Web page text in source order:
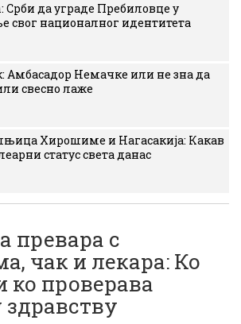
Срби да уграде Пребиловце у
свог националног идентитета
Амбасадор Немачке или не зна да
свесно лаже
Хирошиме и Нагасакија: Какав
статус света данас
превара с
чак и лекара: Ко
ко проверава